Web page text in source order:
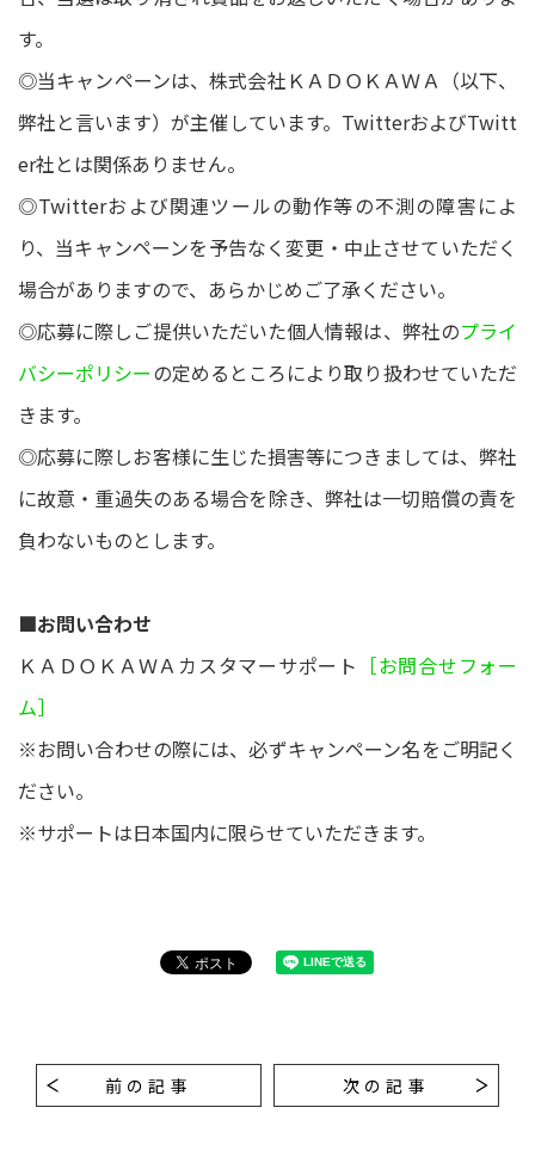
す。
◎当キャンペーンは、株式会社ＫＡＤＯＫＡＷＡ（以下、
弊社と言います）が主催しています。TwitterおよびTwitt
er社とは関係ありません。
◎Twitterおよび関連ツールの動作等の不測の障害によ
り、当キャンペーンを予告なく変更・中止させていただく
場合がありますので、あらかじめご了承ください。
◎応募に際しご提供いただいた個人情報は、弊社のプライ
バシーポリシーの定めるところにより取り扱わせていただ
きます。
◎応募に際しお客様に生じた損害等につきましては、弊社
に故意・重過失のある場合を除き、弊社は一切賠償の責を
負わないものとします。
■お問い合わせ
ＫＡＤＯＫＡＷＡカスタマーサポート ［お問合せフォー
ム］
※お問い合わせの際には、必ずキャンペーン名をご明記く
ださい。
※サポートは日本国内に限らせていただきます。
前の記事 次の記事